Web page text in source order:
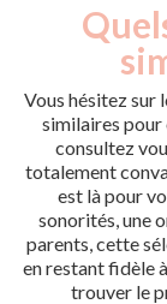
Vous hésitez sur
similaires pour
consultez
totalement
est là pour
sonorités, une
parents, cette
en restant fidèle
trouver le